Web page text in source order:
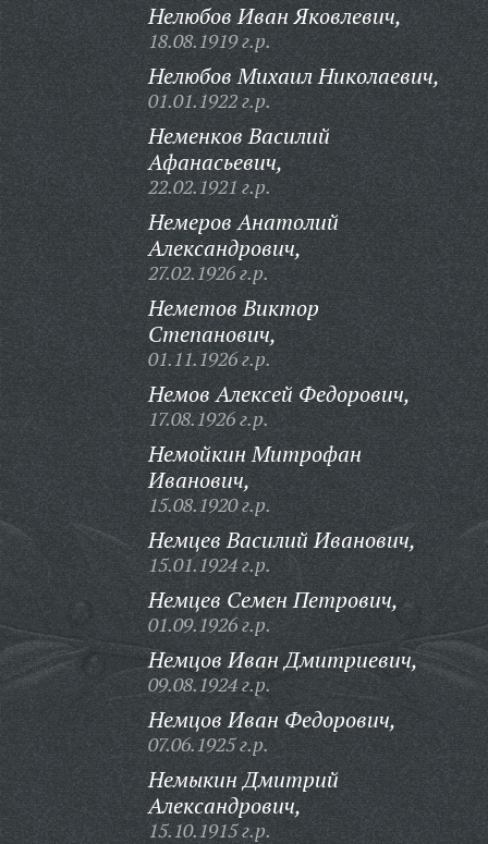
Нелюбов Иван Яковлевич,
18.08.1919 г.р.
Нелюбов Михаил Николаевич,
01.01.1922 г.р.
Неменков Василий
Афанасьевич,
22.02.1921 г.р.
Немеров Анатолий
Александрович,
27.02.1926 г.р.
Неметов Виктор
Степанович,
01.11.1926 г.р.
Немов Алексей Федорович,
17.08.1926 г.р.
Немойкин Митрофан
Иванович,
15.08.1920 г.р.
Немцев Василий Иванович,
15.01.1924 г.р.
Немцев Семен Петрович,
01.09.1926 г.р.
Немцов Иван Дмитриевич,
09.08.1924 г.р.
Немцов Иван Федорович,
07.06.1925 г.р.
Немыкин Дмитрий
Александрович,
15.10.1915 г.р.